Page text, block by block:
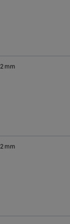
2 mm
2 mm